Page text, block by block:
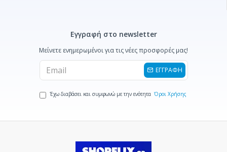
Εγγραφή στο newsletter
Μείνετε ενημερωμένοι για τις νέες προσφορές μας!
ΕΓΓΡΑΦΗ
Έχω διαβάσει και συμφωνώ με την ενότητα Όροι Χρήσης